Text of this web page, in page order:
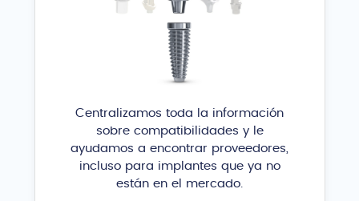
Centralizamos toda la información
sobre compatibilidades y le
ayudamos a encontrar proveedores,
incluso para implantes que ya no
están en el mercado.